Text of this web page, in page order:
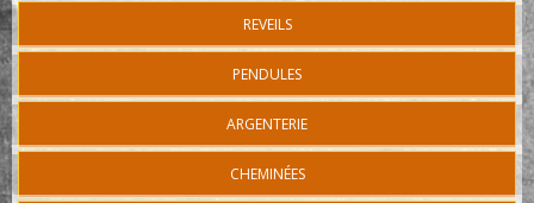
REVEILS
PENDULES
ARGENTERIE
CHEMINÉES